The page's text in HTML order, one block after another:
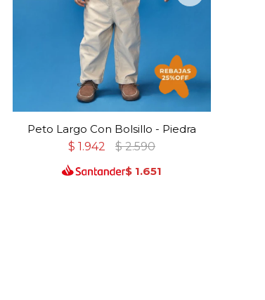
Peto Largo Con Bolsillo - Piedra
$ 1.942 $ 2.590
$ 1.651